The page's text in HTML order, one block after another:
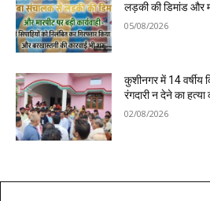
लड़की की डिमांड और
05/08/2026
कुशीनगर में 14 वर्षीय
रंगदारी न देने का
02/08/2026